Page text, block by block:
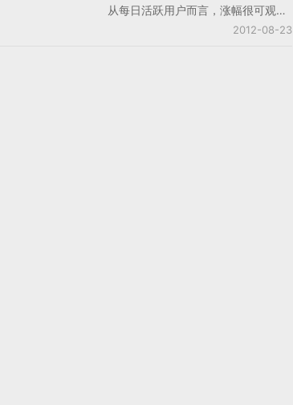
从每日活跃用户而言，涨幅很可观。
FreshPlanet的SongPop继续蝉联榜
2012-08-23